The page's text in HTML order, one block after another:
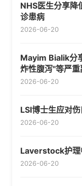
NHS医生分享降
诊患病
2026-06-20
Mayim Bialik分
炸性腹泻"等严重
2026-06-20
LSI博士生应对
2026-06-20
Laverstock护理
2026-06-20